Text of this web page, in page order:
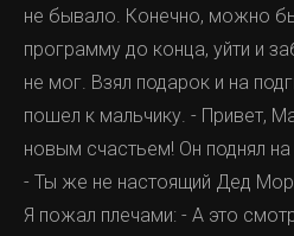
не бывало. Конечно, можно
программу до конца, уйти и
не мог. Взял подарок и на
пошел к мальчику. - Привет,
новым счастьем! Он поднял
- Ты же не настоящий Дед
Я пожал плечами: - А это